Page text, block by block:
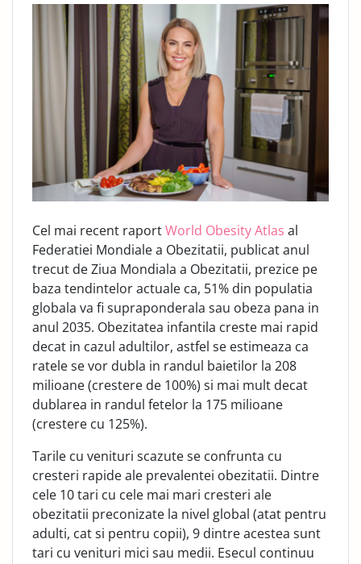
Cel mai recent raportWorld Obesity Atlas al
Federatiei Mondiale a Obezitatii, publicat anul
trecut de Ziua Mondiala a Obezitatii, prezice pe
baza tendintelor actuale ca, 51% din populatia
globala va fi supraponderala sau obeza pana in
anul 2035. Obezitatea infantila creste mai rapid
decat in cazul adultilor, astfel se estimeaza ca
ratele se vor dubla in randul baietilor la 208
milioane (crestere de 100%) si mai mult decat
dublarea in randul fetelor la 175 milioane
(crestere cu 125%).
Tarile cu venituri scazute se confrunta cu
cresteri rapide ale prevalentei obezitatii. Dintre
cele 10 tari cu cele mai mari cresteri ale
obezitatii preconizate la nivel global (atat pentru
adulti, cat si pentru copii), 9 dintre acestea sunt
tari cu venituri mici sau medii. Esecul continuu